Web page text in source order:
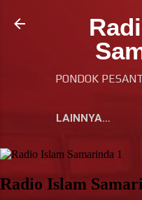
Langsung
PONDOK
LAINNYA…